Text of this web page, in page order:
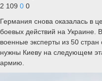
2 109 0 0
Германия снова оказалась в
боевых действий на
военные эксперты из 50 стран
нужны Киеву на следующем
армию.